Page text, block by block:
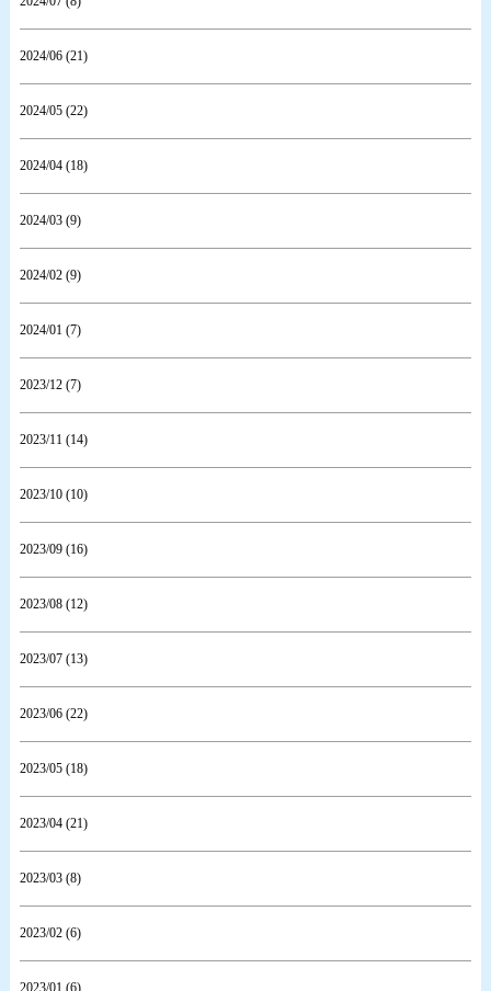
2024/06 (21)
2024/05 (22)
2024/04 (18)
2024/03 (9)
2024/02 (9)
2024/01 (7)
2023/12 (7)
2023/11 (14)
2023/10 (10)
2023/09 (16)
2023/08 (12)
2023/07 (13)
2023/06 (22)
2023/05 (18)
2023/04 (21)
2023/03 (8)
2023/02 (6)
2023/01 (6)